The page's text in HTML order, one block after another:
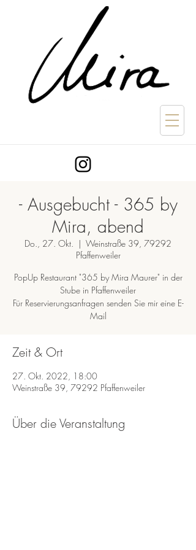
- Ausgebucht - 365 by
Mira, abend
Do., 27. Okt.
  |
Weinstraße 39, 79292
Pfaffenweiler
PopUp Restaurant "365 by Mira Maurer" in der
Stube in Pfaffenweiler
Für Reservierungsanfragen senden Sie mir eine E-
Zeit & Ort
27. Okt. 2022, 18:00
Weinstraße 39, 79292 Pfaffenweiler
Über die Veranstaltung